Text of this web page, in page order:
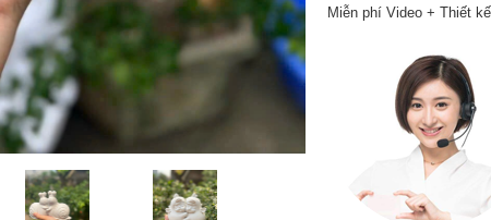
Miễn phí Video + Thiết